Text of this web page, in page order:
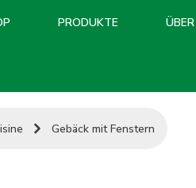
PRODUKTE
Gebäck mit Fenstern